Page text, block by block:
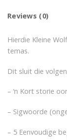
Reviews (0)
Hierdie Kleine
temas.
Dit sluit die
– ‘n Kort storie
– Sigwoorde
– 5 Eenvoudige